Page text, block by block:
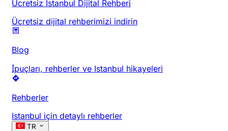
Ücretsiz Istanbul Dijital Rehberi
Ücretsiz dijital rehberimizi indirin
Blog
İpuçları, rehberler ve Istanbul hikayeleri
Rehberler
Istanbul için detaylı rehberler
TR